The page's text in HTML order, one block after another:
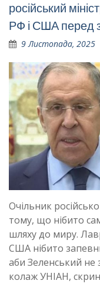
російський
РФ і США перед
9 Листопада, 2025
Очільник
тому, що нібито
шляху до миру.
США нібито
аби Зеленський
колаж УНІАН,